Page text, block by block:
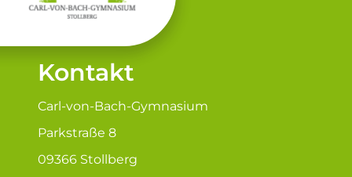
Kontakt
Carl-von-Bach-Gymnasium
Parkstraße 8
09366 Stollberg